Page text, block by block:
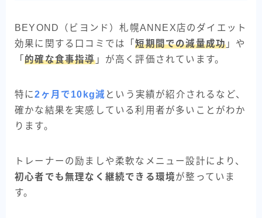
BEYOND（ビヨンド）札幌ANNEX店のダイエット
効果に関する口コミでは「短期間での減量成功 」や
「的確な食事指導」が高く評価されています。
特に2ヶ月で10kg減 という実績が紹介されるなど、
確かな結果を実感している利用者が多いことがわか
ります。
トレーナーの励ましや柔軟なメニュー設計により、
初心者でも無理なく継続できる環境が整っていま
す。